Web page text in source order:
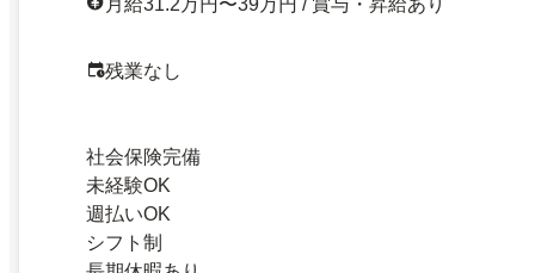
月給31.2万円〜39万円 / 賞与・昇給あり
残業なし
社会保険完備
未経験OK
週払いOK
シフト制